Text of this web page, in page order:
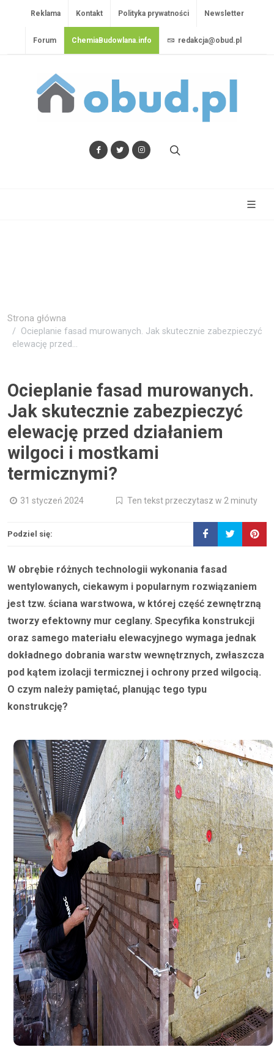
Reklama Kontakt Polityka prywatności Newsletter
Forum ChemiaBudowlana.info redakcja@obud.pl
Strona główna
Ocieplanie fasad murowanych. Jak skutecznie zabezpieczyć
elewację przed...
Ocieplanie fasad murowanych.
Jak skutecznie zabezpieczyć
elewację przed działaniem
wilgoci i mostkami
termicznymi?
31 styczeń 2024 Ten tekst przeczytasz w 2 minuty
Podziel się:
W obrębie różnych technologii wykonania fasad
wentylowanych, ciekawym i popularnym rozwiązaniem
jest tzw. ściana warstwowa, w której część zewnętrzną
tworzy efektowny mur ceglany. Specyfika konstrukcji
oraz samego materiału elewacyjnego wymaga jednak
dokładnego dobrania warstw wewnętrznych, zwłaszcza
pod kątem izolacji termicznej i ochrony przed wilgocią.
O czym należy pamiętać, planując tego typu
konstrukcję?